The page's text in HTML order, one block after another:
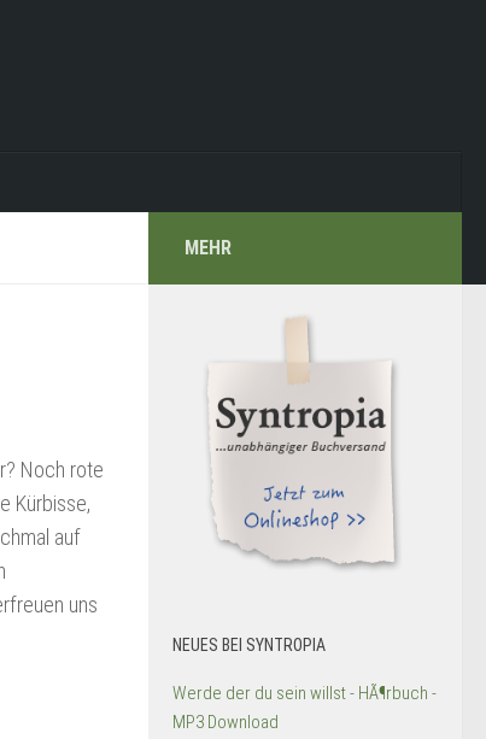
Noch rote
Kürbisse,
auf
uns
MEHR
NEUES BEI SYNTROPIA
Werde der du sein willst - HÃ¶rbuch -
MP3 Download